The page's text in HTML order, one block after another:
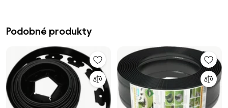
Podobné produkty